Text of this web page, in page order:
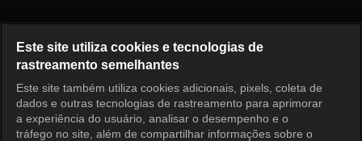
Entrar
Este site utiliza cookies e tecnologias de
rastreamento semelhantes
Este site também utiliza cookies adicionais, pixels, coleta de
dados e outras tecnologias de rastreamento para aprimorar
a experiência do usuário, analisar o desempenho e o
tráfego no site, além de compartilhar informações sobre o